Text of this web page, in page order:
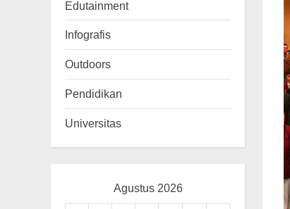
g
Edutainment
Infografis
Outdoors
Pendidikan
Universitas
Agustus 2026